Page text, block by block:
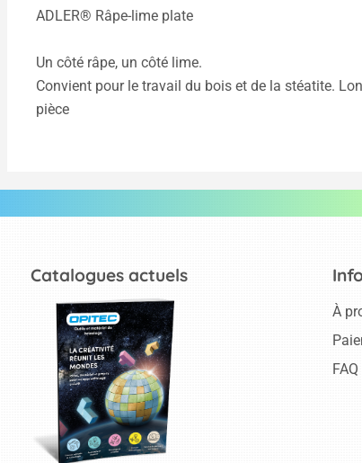
ADLER® Râpe-lime plate
Un côté râpe, un côté lime.
Convient pour le travail du bois et de la stéatite.
pièce
Catalogues actuels
À
FAQ